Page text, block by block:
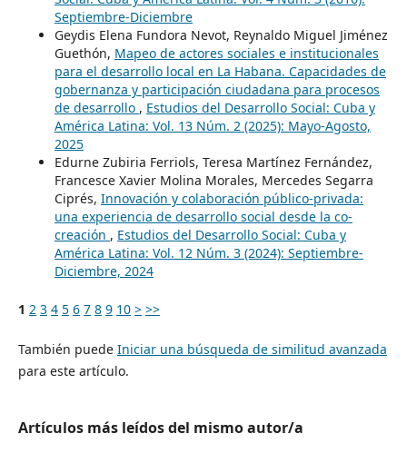
Septiembre-Diciembre
Geydis Elena Fundora Nevot, Reynaldo Miguel Jiménez
Guethón, Mapeo de actores sociales e institucionales
para el desarrollo local en La Habana. Capacidades de
gobernanza y participación ciudadana para procesos
de desarrollo , Estudios del Desarrollo Social: Cuba y
América Latina: Vol. 13 Núm. 2 (2025): Mayo-Agosto,
2025
Edurne Zubiria Ferriols, Teresa Martínez Fernández,
Francesce Xavier Molina Morales, Mercedes Segarra
Ciprés, Innovación y colaboración público-privada:
una experiencia de desarrollo social desde la co-
creación , Estudios del Desarrollo Social: Cuba y
América Latina: Vol. 12 Núm. 3 (2024): Septiembre-
Diciembre, 2024
1 2 3 4 5 6 7 8 9 10 > >>
También puede Iniciar una búsqueda de similitud avanzada
para este artículo.
Artículos más leídos del mismo autor/a